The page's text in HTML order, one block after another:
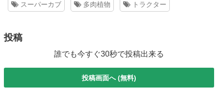
スーパーカブ 多肉植物 トラクター
投稿
誰でも今すぐ30秒で投稿出来る
投稿画面へ (無料)